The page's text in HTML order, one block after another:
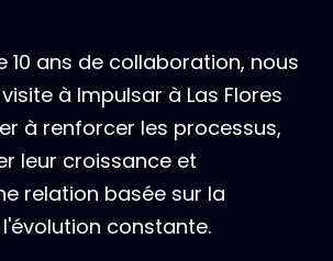
10 ans de collaboration, nous
à Impulsar à Las Flores
à renforcer les processus,
leur croissance et
relation basée sur la
constante.